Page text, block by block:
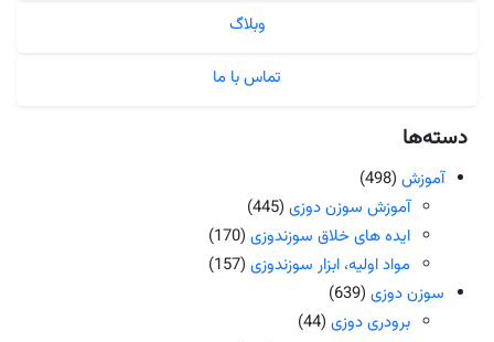
وبلاگ
تماس با ما
دسته‌ها
آموزش (498)
آموزش سوزن دوزی (445)
ایده های خلاق سوزندوزی (170)
مواد اولیه، ابزار سوزندوزی (157)
سوزن دوزی (639)
برودری دوزی (44)